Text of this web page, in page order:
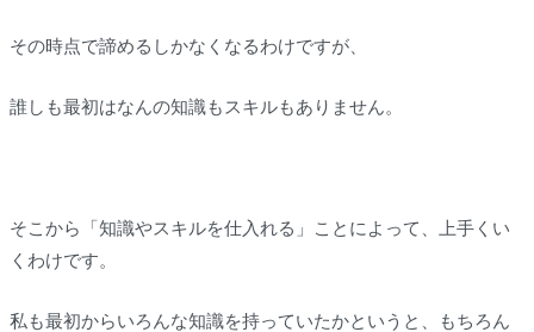
その時点で諦めるしかなくなるわけですが、
誰しも最初はなんの知識もスキルもありません。
そこから「知識やスキルを仕入れる」ことによって、上手くい
くわけです。
私も最初からいろんな知識を持っていたかというと、もちろん